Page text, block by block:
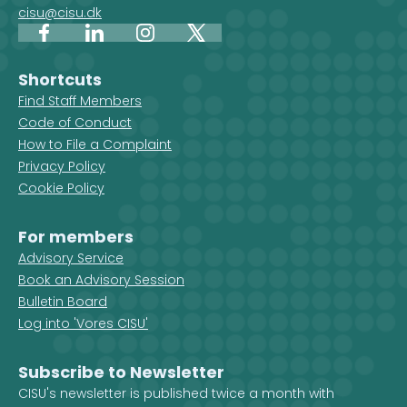
cisu@cisu.dk
FacebookLinkedInInstagram
X
Shortcuts
Find Staff Members
Code of Conduct
How to File a Complaint
Privacy Policy
Cookie Policy
For members
Advisory Service
Book an Advisory Session
Bulletin Board
Log into 'Vores CISU'
Subscribe to Newsletter
CISU's newsletter is published twice a month with